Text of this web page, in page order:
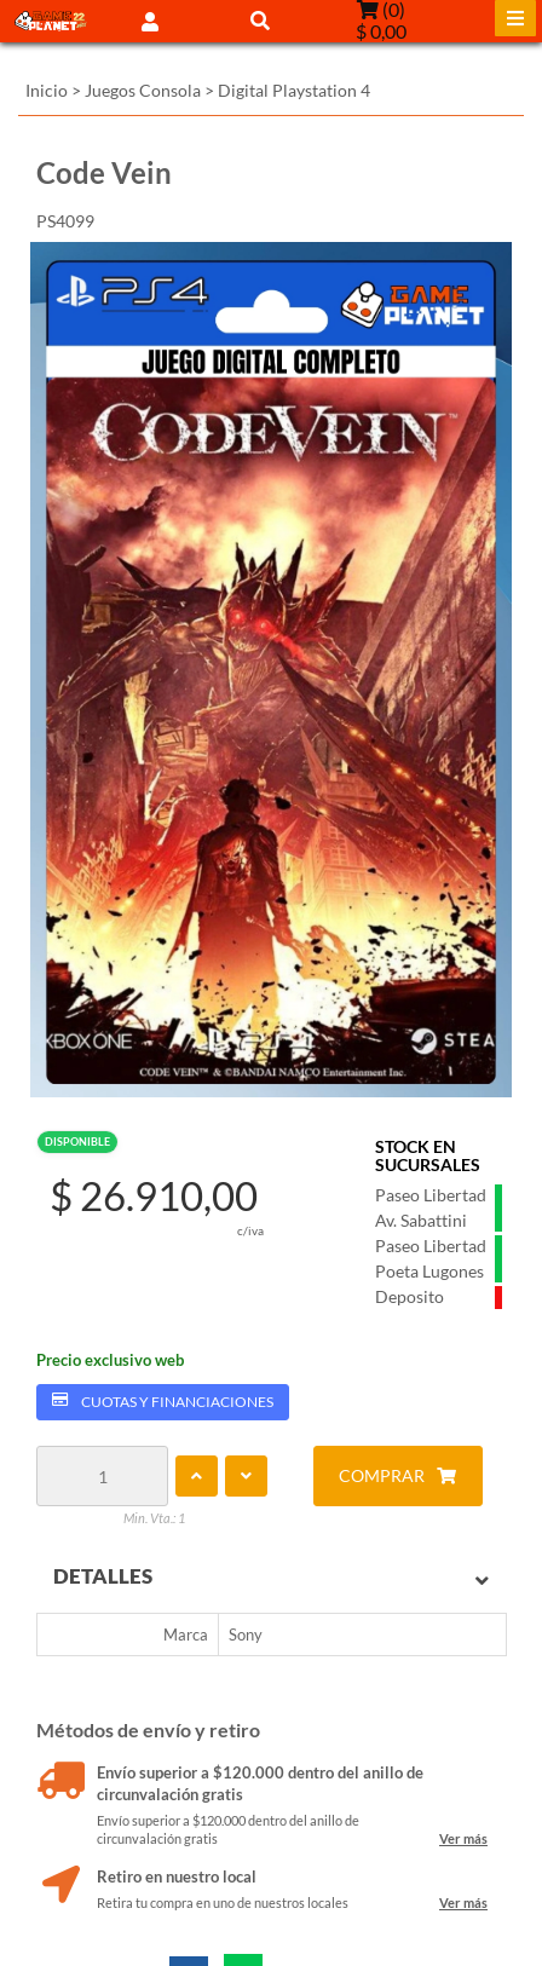
(0)
$ 0,00
Inicio > Juegos Consola > Digital Playstation 4
Code Vein
PS4099
DISPONIBLE
STOCK EN
SUCURSALES
Paseo Libertad
Av. Sabattini
Paseo Libertad
Poeta Lugones
Deposito
$ 26.910,00
c/iva
Precio exclusivo web
CUOTAS Y FINANCIACIONES
Min. Vta.: 1
COMPRAR
DETALLES
Marca Sony
Métodos de envío y retiro
Envío superior a $120.000 dentro del anillo de
circunvalación gratis
Envío superior a $120.000 dentro del anillo de
circunvalación gratis
Ver más
Retiro en nuestro local
Retira tu compra en uno de nuestros locales Ver más